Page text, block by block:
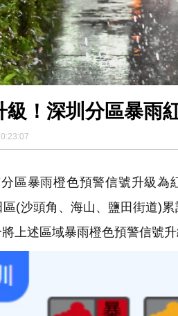
瀋陽鐵西校園閱讀活動解
級！深圳分區暴雨
區暴雨橙色預警信號升級為
區(沙頭角、海山、鹽田街道)
上述區域暴雨橙色預警信號升